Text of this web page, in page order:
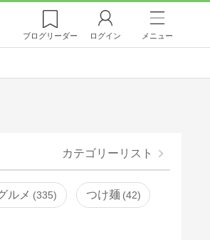
ブログリーダー ログイン メニュー
カテゴリーリスト
ルメ 335 つけ麺 42